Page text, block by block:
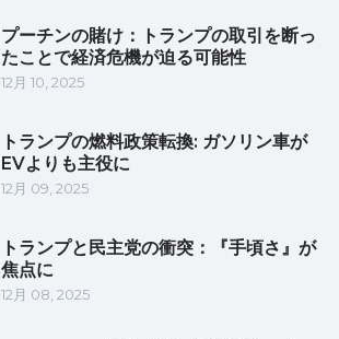
プーチンの賭け：トランプの取引を断っ
たことで経済危機が迫る可能性
12月 10, 2025
トランプの燃料政策転換: ガソリン車が
EVよりも主役に
12月 09, 2025
トランプと民主党の衝突：『手頃さ』が
焦点に
12月 08, 2025